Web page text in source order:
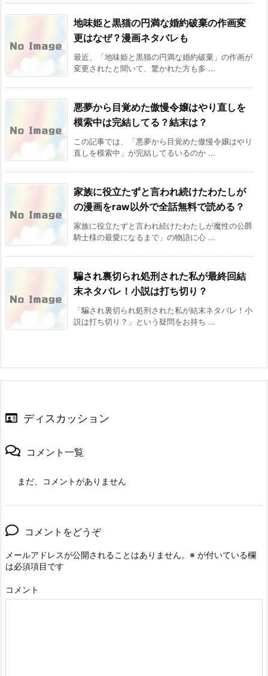
地味姫と黒猫の円満な婚約破棄の作画変
更はなぜ？漫画ネタバレも
最近、「地味姫と黒猫の円満な婚約破棄」の作画が
変更されたと聞いて、驚かれた方も多 ...
悪夢から目覚めた傲慢令嬢はやり直しを
模索中は完結してる？結末は？
この記事では、「悪夢から目覚めた傲慢令嬢はやり
直しを模索中」が完結してるいるのか ...
家族に役立たずと言われ続けたわたしが
の漫画をraw以外で全話無料で読める？
家族に役立たずと言われ続けたわたしが魔性の公爵
騎士様の最愛になるまで」の物語に心 ...
騙され裏切られ処刑された私が最終回結
末ネタバレ！小説は打ち切り？
「騙され裏切られ処刑された私が結末ネタバレ！小
説は打ち切り？」という疑問をお持ち ...
ディスカッション
コメント一覧
まだ、コメントがありません
コメントをどうぞ
メールアドレスが公開されることはありません。 ※ が付いている欄
は必須項目です
コメント